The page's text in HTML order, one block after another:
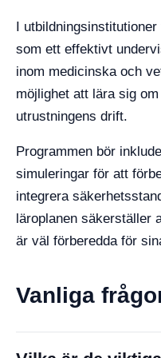
I
som ett effektivt
inom medicinska och
möjlighet att lära sig
utrustningens drift.
Programmen bör
simuleringar för att
integrera
läroplanen säkerställer
är väl förberedda för
Vanliga